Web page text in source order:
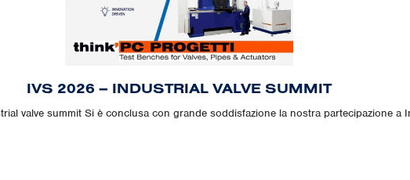
IVS 2026 – INDUSTRIAL VALVE SUMMIT
valve summit Si è conclusa con grande soddisfazione la nostra partecipazione a